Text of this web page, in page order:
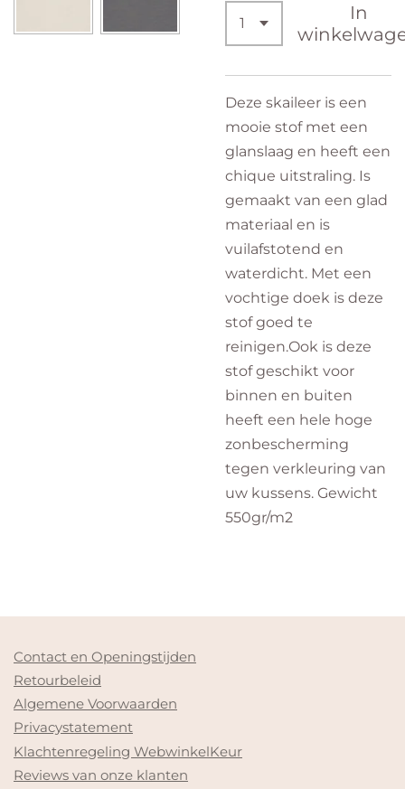
In
Deze skaileer is een
mooie stof met een
glanslaag en heeft een
chique uitstraling. Is
gemaakt van een glad
materiaal en is
vuilafstotend en
waterdicht. Met een
vochtige doek is deze
stof goed te
reinigen.Ook is deze
stof geschikt voor
binnen en buiten
heeft een hele hoge
zonbescherming
tegen verkleuring van
uw kussens. Gewicht
550gr/m2
Contact en Openingstijden
Retourbeleid
Algemene Voorwaarden
Privacystatement
Klachtenregeling WebwinkelKeur
Reviews van onze klanten